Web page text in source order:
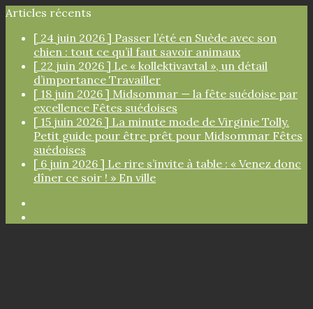
Articles récents
[ 24 juin 2026 ] Passer l’été en Suède avec son
chien : tout ce qu’il faut savoir animaux
[ 22 juin 2026 ] Le « kollektivavtal », un détail
d’importance Travailler
[ 18 juin 2026 ] Midsommar — la fête suédoise par
excellence Fêtes suédoises
[ 15 juin 2026 ] La minute mode de Virginie Tolly.
Petit guide pour être prêt pour Midsommar Fêtes
suédoises
[ 6 juin 2026 ] Le rire s’invite à table : « Venez donc
dîner ce soir ! » En ville